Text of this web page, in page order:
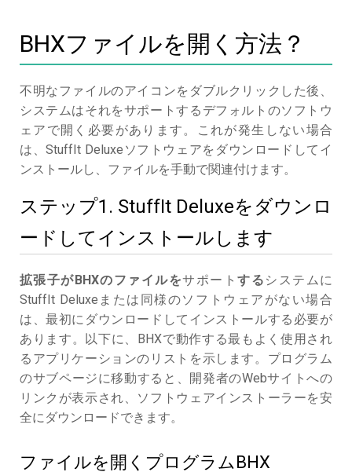
BHXファイルを開く方法？
不明なファイルのアイコンをダブルクリックした後、
システムはそれをサポートするデフォルトのソフトウ
ェアで開く必要があります。これが発生しない場合
は、StuffIt Deluxeソフトウェアをダウンロードしてイ
ンストールし、ファイルを手動で関連付けます。
ステップ1. StuffIt Deluxeをダウンロ
ードしてインストールします
拡張子がBHXのファイルをサポートする システムに
StuffIt Deluxeまたは同様のソフトウェアがない場合
は、最初にダウンロードしてインストールする必要が
あります。以下に、BHXで動作する最もよく使用され
るアプリケーションのリストを示します。プログラム
のサブページに移動すると、開発者のWebサイトへの
リンクが表示され、ソフトウェアインストーラーを安
全にダウンロードできます。
ファイルを開くプログラムBHX